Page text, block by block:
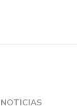
NOTICIAS